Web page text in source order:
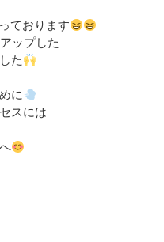
ております
ップした
た
に
スには